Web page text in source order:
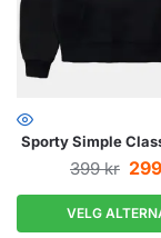
Sporty Simple
399kr 299
VELG